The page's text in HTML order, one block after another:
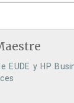
EUDE y HP